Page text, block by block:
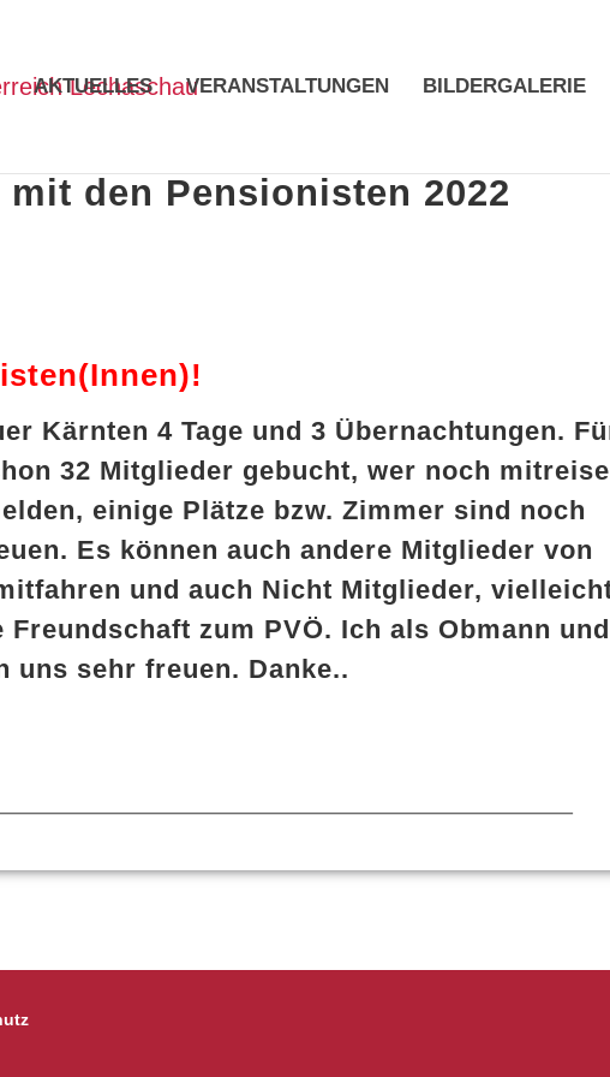
AKTUELLES VERANSTALTUNGEN BILDERGALERIE
den Pensionisten 2022
Kärnten 4 Tage und 3 Übernachtungen.
32 Mitglieder gebucht, wer noch
einige Plätze bzw. Zimmer sind noch
Es können auch andere Mitglieder von
und auch Nicht Mitglieder,
zum PVÖ. Ich als Obmann und
uns sehr freuen. Danke..